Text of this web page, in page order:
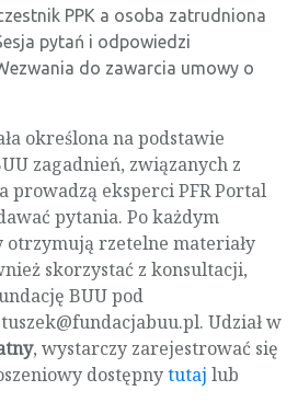
PPK a osoba zatrudniona
pytań i odpowiedzi
do zawarcia umowy o
określona na podstawie
zagadnień, związanych z
prowadzą eksperci PFR Portal
pytania. Po każdym
rzetelne materiały
skorzystać z konsultacji,
BUU pod
Udział w
, wystarczy zarejestrować się
dostępnytutaj lub